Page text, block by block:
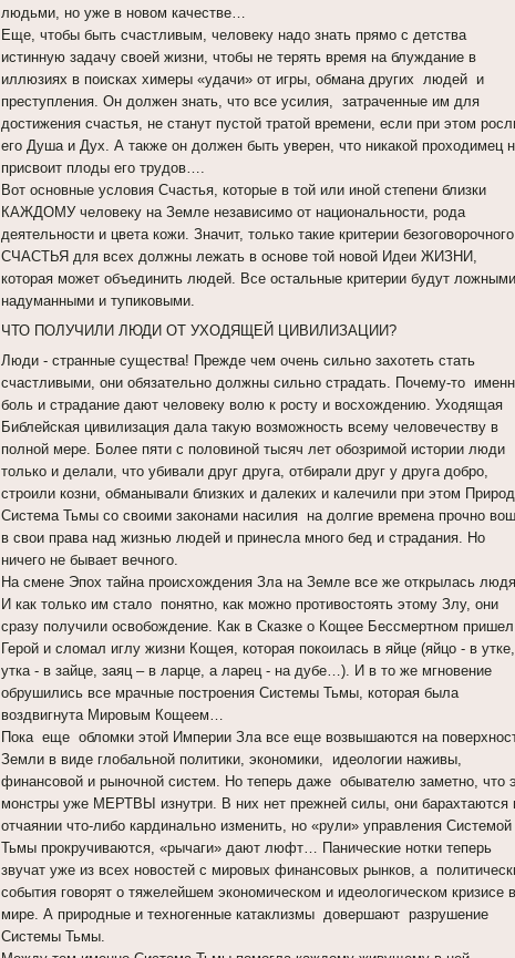
людьми, но уже в новом качестве…
Еще, чтобы быть счастливым, человеку надо знать прямо с детства
истинную задачу своей жизни, чтобы не терять время на блуждание в
иллюзиях в поисках химеры «удачи» от игры, обмана других людей и
преступления. Он должен знать, что все усилия, затраченные им для
достижения счастья, не станут пустой тратой времени, если при этом
его Душа и Дух. А также он должен быть уверен, что никакой проходимец
присвоит плоды его трудов….
Вот основные условия Счастья, которые в той или иной степени близки
КАЖДОМУ человеку на Земле независимо от национальности, рода
деятельности и цвета кожи. Значит, только такие критерии безоговорочного
СЧАСТЬЯ для всех должны лежать в основе той новой Идеи ЖИЗНИ,
которая может объединить людей. Все остальные критерии будут
надуманными и тупиковыми.
ЧТО ПОЛУЧИЛИ ЛЮДИ ОТ УХОДЯЩЕЙ ЦИВИЛИЗАЦИИ?
Люди - странные существа! Прежде чем очень сильно захотеть стать
счастливыми, они обязательно должны сильно страдать. Почему-то
боль и страдание дают человеку волю к росту и восхождению. Уходящая
Библейская цивилизация дала такую возможность всему человечеству в
полной мере. Более пяти с половиной тысяч лет обозримой истории люди
только и делали, что убивали друг друга, отбирали друг у друга добро,
строили козни, обманывали близких и далеких и калечили при этом
Система Тьмы со своими законами насилия на долгие времена прочно
в свои права над жизнью людей и принесла много бед и страдания. Но
ничего не бывает вечного.
На смене Эпох тайна происхождения Зла на Земле все же открылась
И как только им стало понятно, как можно противостоять этому Злу, они
сразу получили освобождение. Как в Сказке о Кощее Бессмертном пришел
Герой и сломал иглу жизни Кощея, которая покоилась в яйце (яйцо - в утке,
утка - в зайце, заяц – в ларце, а ларец - на дубе…). И в то же мгновение
обрушились все мрачные построения Системы Тьмы, которая была
воздвигнута Мировым Кощеем…
Пока еще обломки этой Империи Зла все еще возвышаются на
Земли в виде глобальной политики, экономики, идеологии наживы,
финансовой и рыночной систем. Но теперь даже обывателю заметно, что
монстры уже МЕРТВЫ изнутри. В них нет прежней силы, они барахтаются
отчаянии что-либо кардинально изменить, но «рули» управления Системой
Тьмы прокручиваются, «рычаги» дают люфт… Панические нотки теперь
звучат уже из всех новостей с мировых финансовых рынков, а
события говорят о тяжелейшем экономическом и идеологическом кризисе в
мире. А природные и техногенные катаклизмы довершают разрушение
Системы Тьмы.